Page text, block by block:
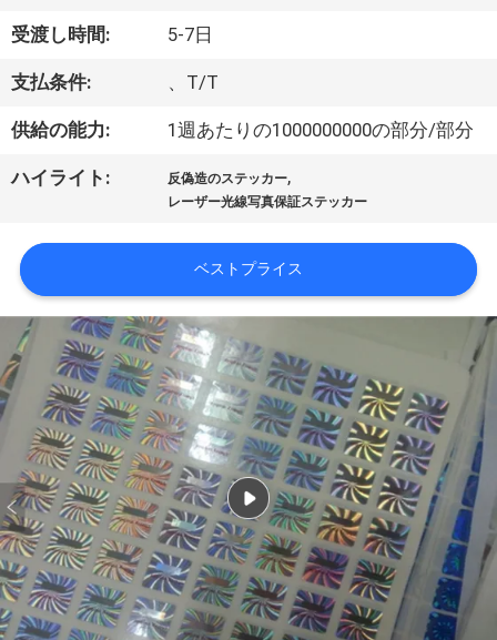
い
て
工
場
行
品
質
管
理
私
達
受渡し時間: 5-7日
支払条件: 、T/T
供給の能力: 1週あたりの1000000000の部分/部分
ハイライト: 反偽造のステッカー,
レーザー光線写真保証ステッカー
ベストプライス